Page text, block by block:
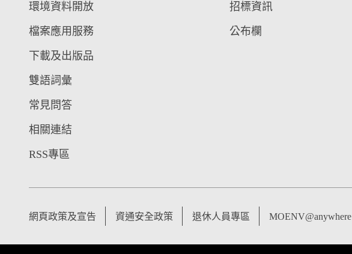
環境資料開放
檔案應用服務
下載及出版品
雙語詞彙
常見問答
相關連結
RSS專區
招標資訊
公布欄
網頁政策及宣告 資通安全政策 退休人員專區 MOENV@anywhere